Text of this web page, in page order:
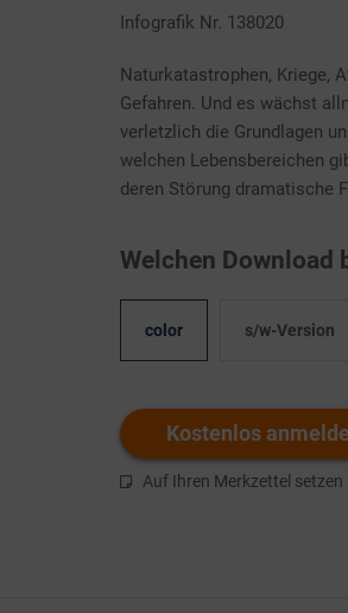
Infografik Nr. 138020
Naturkatastrophen, Kriege,
Gefahren. Und es wächst
verletzlich die Grundlagen
welchen Lebensbereichen
deren Störung dramatische
Welchen Download
color s/w-Version
Kostenlos
Auf Ihren Merkzettel setzen